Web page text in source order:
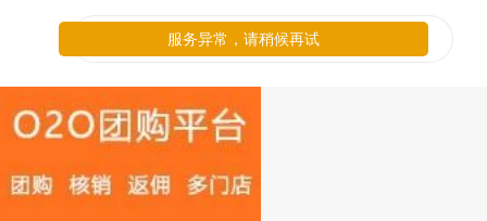
服务异常，请稍候再试